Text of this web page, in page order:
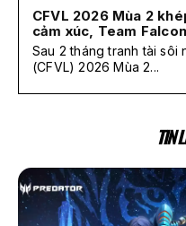
CFVL 2026 Mùa 2
cảm xúc, Team
Sau 2 tháng tranh tài sôi
(CFVL) 2026 Mùa 2...
TIN